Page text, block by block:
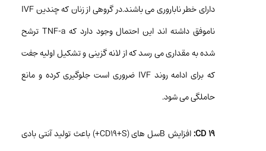
دارای خطر ناباروری می باشند.در گروهی از زنان که چندین IVF
ناموفق داشته اند این احتمال وجود دارد که TNF-a ترشح
شده به مقداری می رسد که از لانه گزینی و تشکیل اولیه جفت
که برای ادامه روند IVF ضروری است جلوگیری کرده و مانع
حاملگی می شود.
CD 19:
افزایش Bسل های (CD19+S+) باعث تولید آنتی بادی